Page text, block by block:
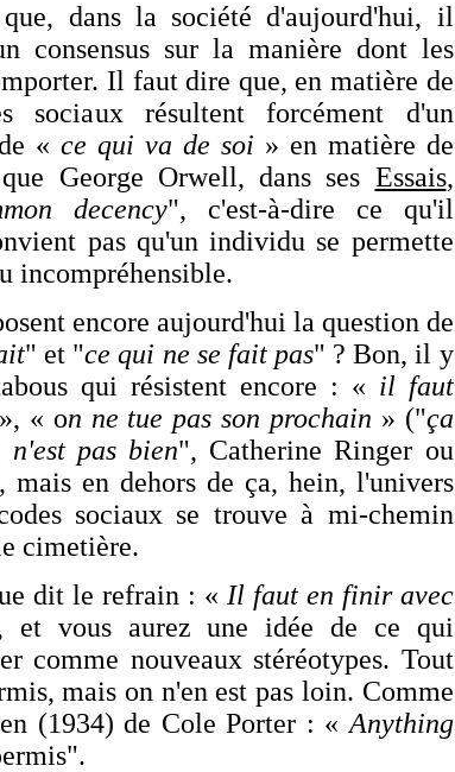
dans la société d'aujourd'hui, il
consensus sur la manière dont les
Il faut dire que, en matière de
sociaux résultent forcément d'un
de «ce qui va de soi » en matière de
George Orwell, dans ses Essais,
decency", c'est-à-dire ce qu'il
pas qu'un individu se permette
incompréhensible.
encore aujourd'hui la question de
" et "ce qui ne se fait pas" ? Bon, il y
qui résistent encore : « il faut
», « on ne tue pas son prochain » ("ça
pas bien", Catherine Ringer ou
mais en dehors de ça, hein, l'univers
sociaux se trouve à mi-chemin
cimetière.
dit le refrain : « Il faut en finir avec
et vous aurez une idée de ce qui
comme nouveaux stéréotypes. Tout
mais on n'en est pas loin. Comme
(1934) de Cole Porter : « Anything